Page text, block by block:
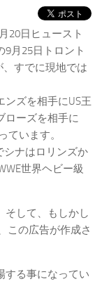
20日ヒュースト
月25日トロント
、すでに現地では
ズを相手にUS王
ローズを相手に
ています。
シナはロリンズか
世界ヘビー級
そして、もしかし
この広告が作成さ
する事になってい